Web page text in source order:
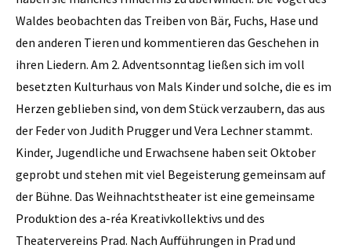
Waldes beobachten das Treiben von Bär, Fuchs, Hase und
den anderen Tieren und kommentieren das Geschehen in
ihren Liedern. Am 2. Adventsonntag ließen sich im voll
besetzten Kulturhaus von Mals Kinder und solche, die es im
Herzen geblieben sind, von dem Stück verzaubern, das aus
der Feder von Judith Prugger und Vera Lechner stammt.
Kinder, Jugendliche und Erwachsene haben seit Oktober
geprobt und stehen mit viel Begeisterung gemeinsam auf
der Bühne. Das Weihnachtstheater ist eine gemeinsame
Produktion des a-réa Kreativkollektivs und des
Theatervereins Prad. Nach Aufführungen in Prad und